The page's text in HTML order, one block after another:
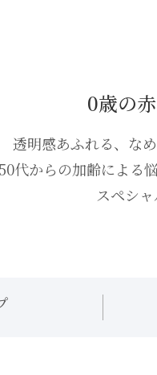
0歳の
透明感あふれる、な
50代からの加齢による
スペシ